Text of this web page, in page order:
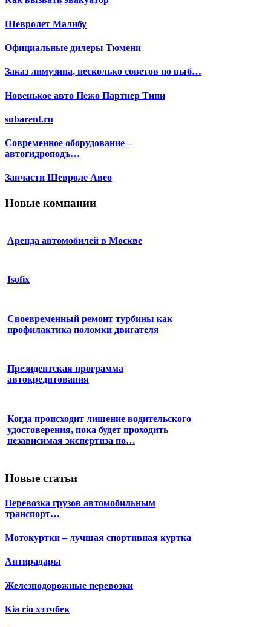
Шевролет Малибу
Официальные дилеры Тюмени
Заказ лимузина, несколько советов по выб…
Новенькое авто Пежо Партнер Типи
subarent.ru
Современное оборудование –
автогидроподъ…
Запчасти Шевроле Авео
Новые компании
Аренда автомобилей в Москве
Isofix
Своевременный ремонт турбины как
профилактика поломки двигателя
Президентская программа
автокредитования
Когда происходит лишение водительского
удостоверения, пока будет проходить
независимая экспертиза по…
Новые статьи
Перевозка грузов автомобильным
транспорт…
Мотокуртки – лучшая спортивная куртка
Антирадары
Железнодорожные перевозки
Kia rio хэтчбек